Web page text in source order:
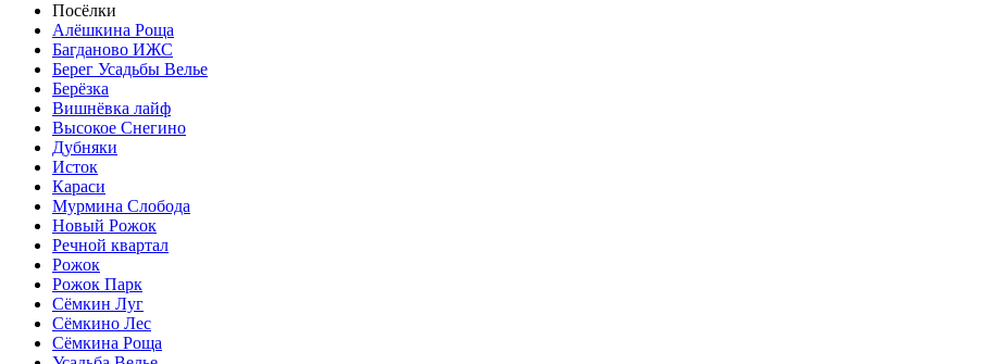
Посёлки
Алёшкина Роща
Багданово ИЖС
Берег Усадьбы Велье
Берёзка
Вишнёвка лайф
Высокое Снегино
Дубняки
Исток
Караси
Мурмина Слобода
Новый Рожок
Речной квартал
Рожок
Рожок Парк
Сёмкин Луг
Сёмкино Лес
Сёмкина Роща